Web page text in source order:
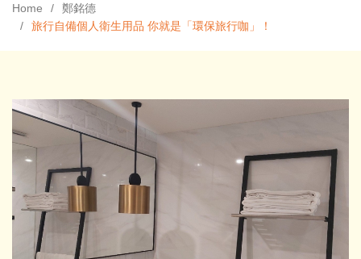
Home
鄭銘德
旅行自備個人衛生用品 你就是「環保旅行咖」！